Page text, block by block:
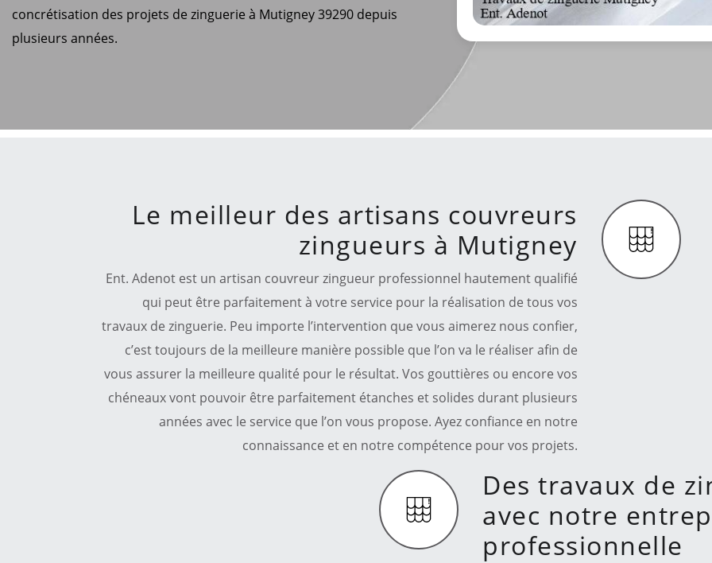
concrétisation des projets de zinguerie à Mutigney 39290 depuis
plusieurs années.
Le meilleur des artisans couvreurs
zingueurs à Mutigney
Ent. Adenot est un artisan couvreur zingueur professionnel hautement qualifié
qui peut être parfaitement à votre service pour la réalisation de tous vos
travaux de zinguerie. Peu importe l’intervention que vous aimerez nous confier,
c’est toujours de la meilleure manière possible que l’on va le réaliser afin de
vous assurer la meilleure qualité pour le résultat. Vos gouttières ou encore vos
chéneaux vont pouvoir être parfaitement étanches et solides durant plusieurs
années avec le service que l’on vous propose. Ayez confiance en notre
connaissance et en notre compétence pour vos projets.
Des travaux de
avec notre
professionnelle